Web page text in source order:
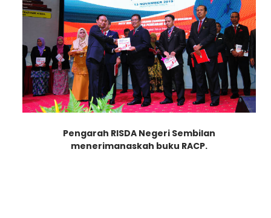
Pengarah RISDA Negeri Sembilan
menerimanaskah buku RACP.